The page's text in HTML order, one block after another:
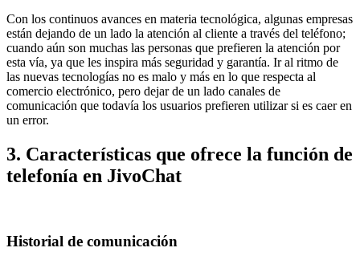
Con los continuos avances en materia tecnológica, algunas empresas
están dejando de un lado la atención al cliente a través del teléfono;
cuando aún son muchas las personas que prefieren la atención por
esta vía, ya que les inspira más seguridad y garantía. Ir al ritmo de
las nuevas tecnologías no es malo y más en lo que respecta al
comercio electrónico, pero dejar de un lado canales de
comunicación que todavía los usuarios prefieren utilizar si es caer en
un error.
3. Características que ofrece la función de
telefonía en JivoChat
Historial de comunicación